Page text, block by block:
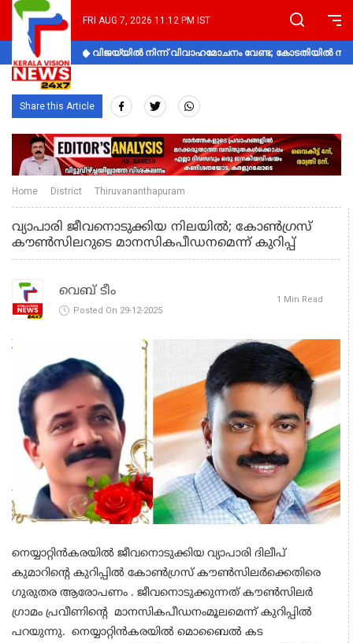
FRI AUG 7, 2026 11:12 PM IST
വിജയ്‌യിൽ നിന്ന് വിവാഹമോചനം വേണ്ട; കോടതിയിൽ
Share this Article
Home District Thiruvananthapuram
വ്യാപാരി ജീവനൊടുക്കിയ നിലയില്‍; കോണ്‍ഗ്രസ്
കൗണ്‍സിലറുടെ മാനസികപീഡനമെന്ന് കുറിപ്പ്
വെബ് ടീം
Posted On 29-12-2025
1 Min Read
നെയ്യാറ്റിന്‍കരയില്‍ ജീവനൊടുക്കിയ വ്യാപാരി ദിലീപ്
കുമാറിന്റെ കുറിപ്പില്‍ കോണ്‍ഗ്രസ് കൗണ്‍സിലര്‍ക്കെതിരെ
ഗുരുതര ആരോപണം . ജീവനൊടുക്കുന്നത് കൗണ്‍സിലര്‍
ഗ്രാമം പ്രവീണിന്റെ മാനസികപീഡനംമൂലമെന്ന് കുറിപ്പില്‍
പറയുന്നു. നെയ്യാറ്റിൻകരയിൽ മൊബൈൽ കട